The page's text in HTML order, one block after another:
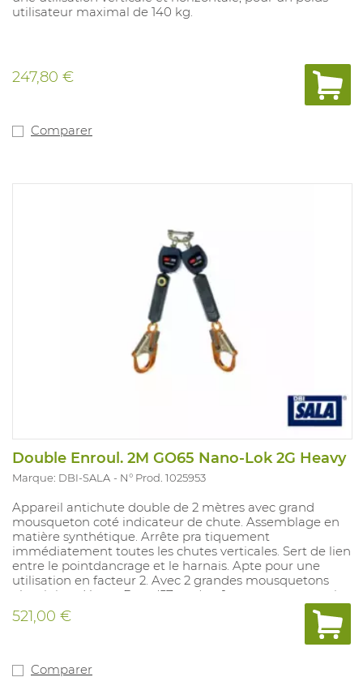
utilisateur maximal de 140 kg.
247,80 €
Comparer
Double Enroul. 2M GO65 Nano-Lok 2G Heavy
Marque: DBI-SALA N° Prod. 1025953
Appareil antichute double de 2 mètres avec grand
mousqueton coté indicateur de chute. Assemblage en
matière synthétique. Arrête pra tiquement
immédiatement toutes les chutes verticales. Sert de lien
entre le pointdancrage et le harnais. Apte pour une
utilisation en facteur 2. Avec 2 grandes mousquetons
aluminium Heavy Duty (57mm) et 1 connecteur en acier
zingué. Poids max de l'utilisateur materiel inclus : 140
kg.Convient pour : les applications industrielles
générales. Poids : 1310 gr. Conforme aux normes : EN360.
521,00 €
Comparer